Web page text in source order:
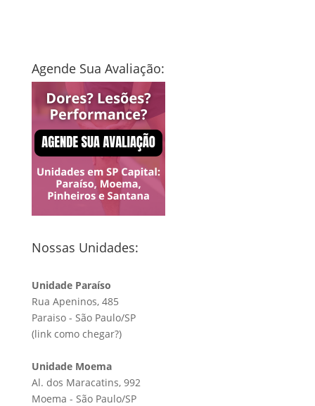
Agende Sua Avaliação:
Nossas Unidades:
Unidade Paraíso
Rua Apeninos, 485
Paraiso - São Paulo/SP
(link como chegar?)
Unidade Moema
Al. dos Maracatins, 992
Moema - São Paulo/SP